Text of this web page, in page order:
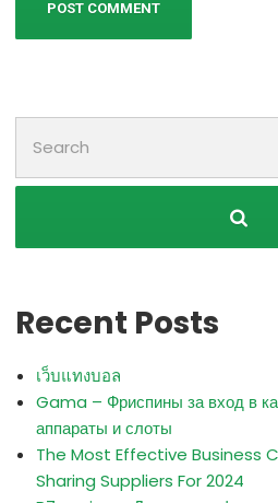
for:
Recent Posts
เว็บแทงบอล
Gama – Фриспины за вход в
аппараты и слоты
The Most Effective Business
Sharing Suppliers For 2024